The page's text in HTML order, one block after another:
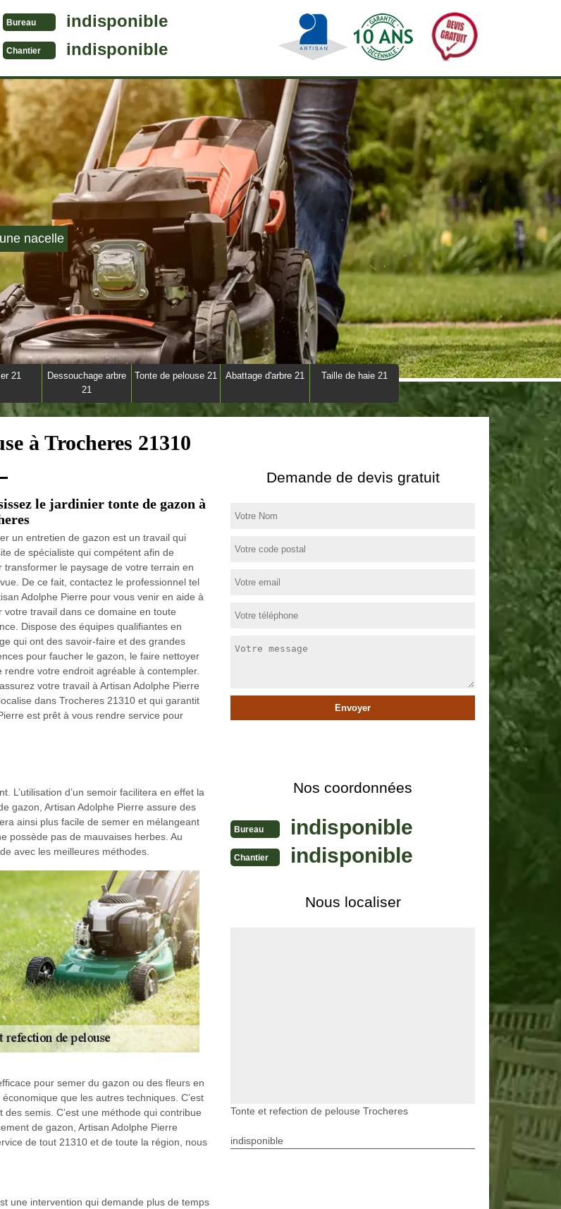
Bureau indisponible
Chantier indisponible
nacelle
21
Dessouchage arbre
21
Tonte de pelouse 21 Abattage d'arbre 21 Taille de haie 21
à Trocheres 21310
le jardinier tonte de gazon à
un entretien de gazon est un travail qui
de spécialiste qui compétent afin de
transformer le paysage de votre terrain en
De ce fait, contactez le professionnel tel
Adolphe Pierre pour vous venir en aide à
votre travail dans ce domaine en toute
Dispose des équipes qualifiantes en
qui ont des savoir-faire et des grandes
pour faucher le gazon, le faire nettoyer
rendre votre endroit agréable à contempler.
votre travail à Artisan Adolphe Pierre
dans Trocheres 21310 et qui garantit
est prêt à vous rendre service pour
L’utilisation d’un semoir facilitera en effet la
gazon, Artisan Adolphe Pierre assure des
ainsi plus facile de semer en mélangeant
possède pas de mauvaises herbes. Au
avec les meilleures méthodes.
pour semer du gazon ou des fleurs en
que les autres techniques. C’est
semis. C’est une méthode qui contribue
de gazon, Artisan Adolphe Pierre
de tout 21310 et de toute la région, nous
une intervention qui demande plus de temps
Demande de devis gratuit
Nos coordonnées
Bureau indisponible
Chantier indisponible
Nous localiser
Tonte et refection de pelouse Trocheres
indisponible